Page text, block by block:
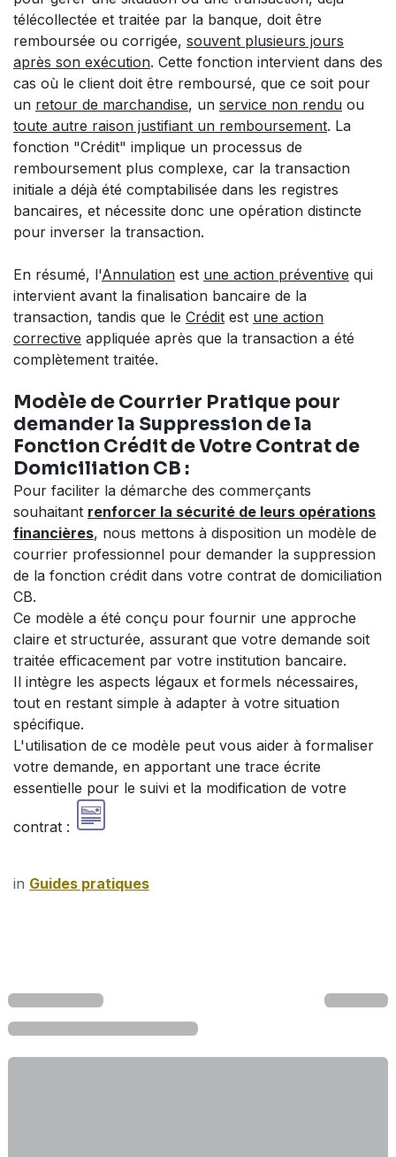
télécollectée et traitée par la banque, doit être
remboursée ou corrigée, souvent plusieurs jours
après son exécution. Cette fonction intervient dans des
cas où le client doit être remboursé, que ce soit pour
un retour de marchandise, un service non rendu ou
toute autre raison justifiant un remboursement. La
fonction "Crédit" implique un processus de
remboursement plus complexe, car la transaction
initiale a déjà été comptabilisée dans les registres
bancaires, et nécessite donc une opération distincte
pour inverser la transaction.
En résumé, l'Annulation est une action préventive qui
intervient avant la finalisation bancaire de la
transaction, tandis que le Crédit est une action
corrective appliquée après que la transaction a été
complètement traitée.
Modèle de Courrier Pratique pour
demander la Suppression de la
Fonction Crédit de Votre Contrat de
Domiciliation CB :
Pour faciliter la démarche des commerçants
souhaitant renforcer la sécurité de leurs opérations
financières, nous mettons à disposition un modèle de
courrier professionnel pour demander la suppression
de la fonction crédit dans votre contrat de domiciliation
CB.
Ce modèle a été conçu pour fournir une approche
claire et structurée, assurant que votre demande soit
traitée efficacement par votre institution bancaire.
Il intègre les aspects légaux et formels nécessaires,
tout en restant simple à adapter à votre situation
spécifique.
L'utilisation de ce modèle peut vous aider à formaliser
votre demande, en apportant une trace écrite
essentielle pour le suivi et la modification de votre
contrat :
in Guides pratiques